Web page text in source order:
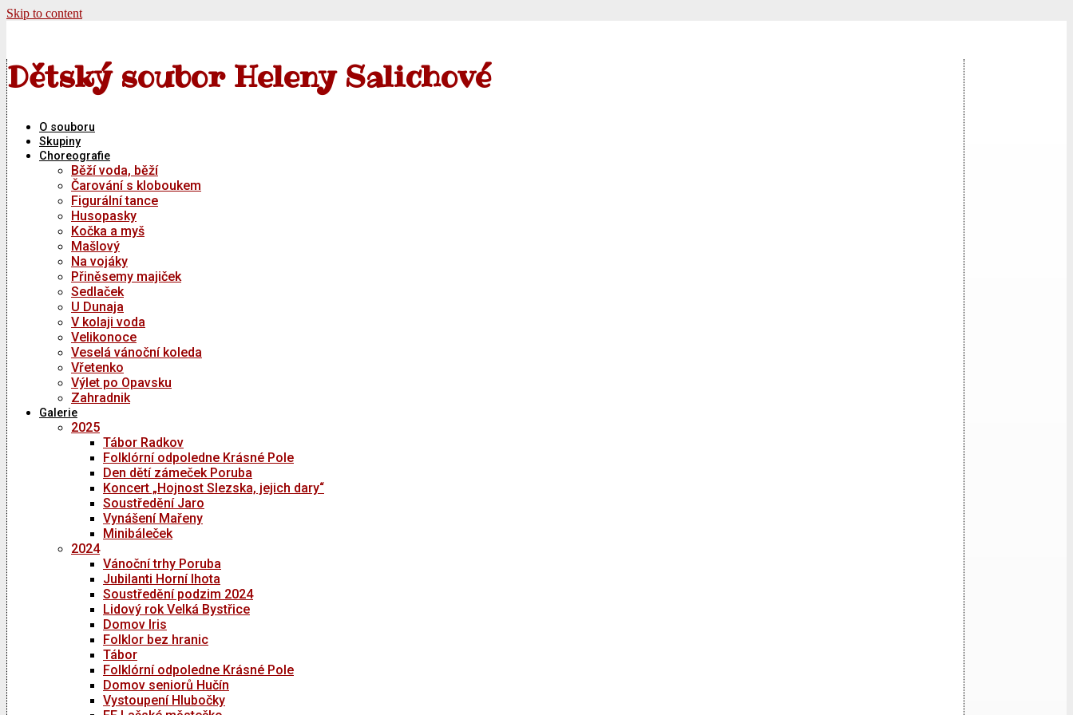
Skip to content
Dětský soubor Heleny Salichové
O souboru
Skupiny
Choreografie
Běží voda, běží
Čarování s kloboukem
Figurální tance
Husopasky
Kočka a myš
Mašlový
Na vojáky
Přiněsemy majiček
Sedlaček
U Dunaja
V kolaji voda
Velikonoce
Veselá vánoční koleda
Vřetenko
Výlet po Opavsku
Zahradnik
Galerie
2025
Tábor Radkov
Folklórní odpoledne Krásné Pole
Den dětí zámeček Poruba
Koncert „Hojnost Slezska, jejich dary“
Soustředění Jaro
Vynášení Mařeny
Minibáleček
2024
Vánoční trhy Poruba
Jubilanti Horní lhota
Soustředění podzim 2024
Lidový rok Velká Bystřice
Domov Iris
Folklor bez hranic
Tábor
Folklórní odpoledne Krásné Pole
Domov seniorů Hučín
Vystoupení Hlubočky